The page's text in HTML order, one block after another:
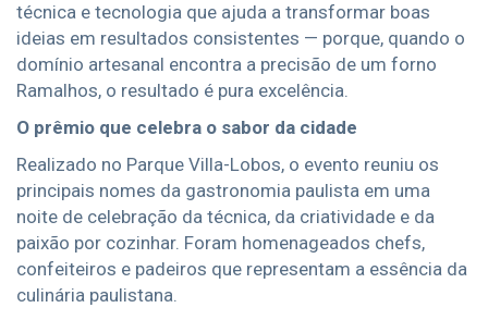
técnica e tecnologia que ajuda a transformar boas
ideias em resultados consistentes — porque, quando o
domínio artesanal encontra a precisão de um forno
Ramalhos, o resultado é pura excelência.
O prêmio que celebra o sabor da cidade
Realizado no Parque Villa-Lobos, o evento reuniu os
principais nomes da gastronomia paulista em uma
noite de celebração da técnica, da criatividade e da
paixão por cozinhar. Foram homenageados chefs,
confeiteiros e padeiros que representam a essência da
culinária paulistana.